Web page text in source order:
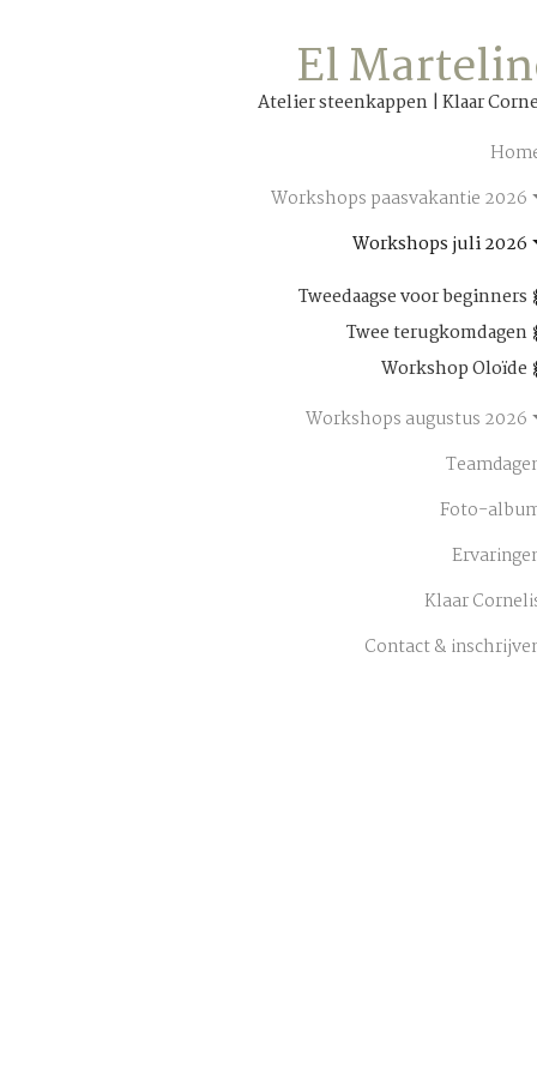
El
Atelier steenkappen | Klaar
Workshops paasvakantie 2026
Workshops juli 2026
Tweedaagse voor beginners
Twee terugkomdagen
Workshop Oloïde
Workshops augustus 2026
Foto-
Klaar
Contact &